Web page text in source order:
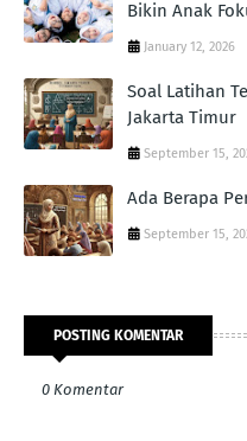
Bikin Anak
January 12, 2026
Soal Latihan
Jakarta Timur
September 15,
Ada Berapa
September 15,
POSTING KOMENTAR
0 Komentar